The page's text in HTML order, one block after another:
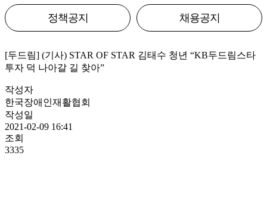
정책공지 채용공지
[두드림] (기사) STAR OF STAR 김태수 청년 “KB두드림스타
투자 덕 나아갈 길 찾아”
작성자
한국장애인재활협회
작성일
2021-02-09 16:41
조회
3335